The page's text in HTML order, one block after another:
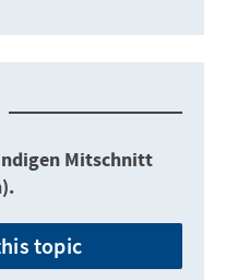
Mitschnitt
topic